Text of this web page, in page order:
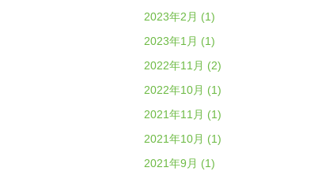
2023年2月 (1)
2023年1月 (1)
2022年11月 (2)
2022年10月 (1)
2021年11月 (1)
2021年10月 (1)
2021年9月 (1)